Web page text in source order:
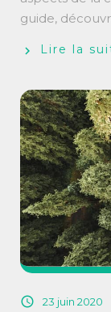
guide,
Lire la
23 juin 2020